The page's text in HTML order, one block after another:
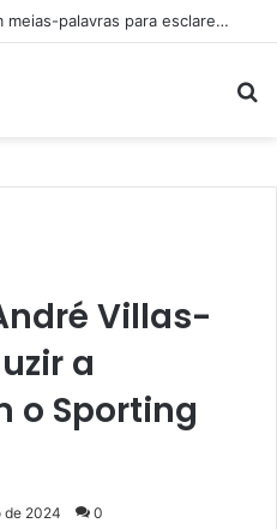
Última hora: Otamendi sem meias-palavras para esclarecer a polêmica após derrota diante do Sporting (vídeo)
Villas-
a
o Sporting
de 2024 0